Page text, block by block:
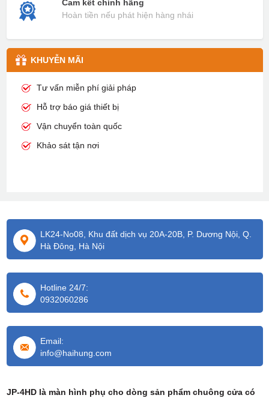
Cam kết chính hãng
Hoàn tiền nếu phát hiện hàng nhái
KHUYỄN MÃI
Tư vấn miễn phí giải pháp
Hỗ trợ báo giá thiết bị
Vận chuyển toàn quốc
Khảo sát tận nơi
LK24-No08, Khu đất dịch vụ 20A-20B, P. Dương Nội, Q.
Hà Đông, Hà Nội
Hotline 24/7:
0932060286
Email:
info@haihung.com
JP-4HD là màn hình phụ cho dòng sản phẩm chuông cửa có